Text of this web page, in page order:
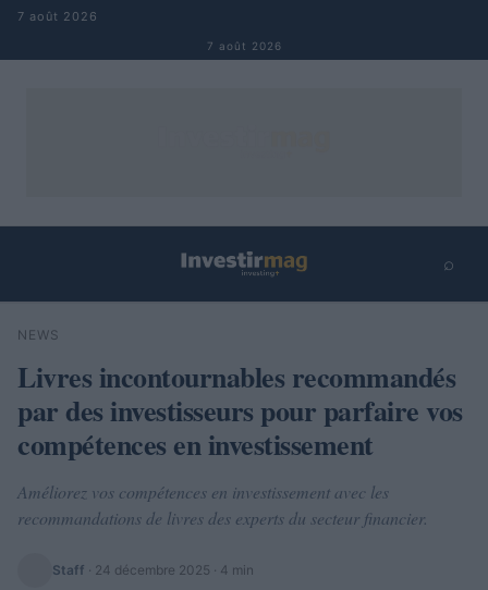
Aller au contenu
7 août 2026
7 août 2026
⌕
Rechercher
NEWS
Livres incontournables recommandés
par des investisseurs pour parfaire vos
compétences en investissement
Améliorez vos compétences en investissement avec les
recommandations de livres des experts du secteur financier.
Staff · 24 décembre 2025 · 4 min